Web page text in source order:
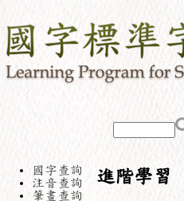
國字查詢
注音查詢
筆畫查詢
進階學習